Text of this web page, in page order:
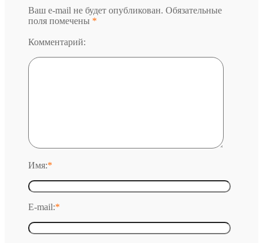
Ваш e-mail не будет опубликован. Обязательные
поля помечены *
Комментарий:
Имя:*
E-mail:*